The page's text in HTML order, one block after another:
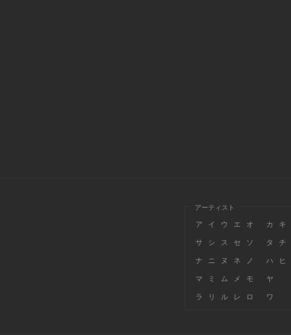
アーティスト
ア イ ウ エ オ カ キ
サ シ ス セ ソ タ チ
ナ ニ ヌ ネ ノ ハ ヒ
マ ミ ム メ モ ヤ
ラ リ ル レ ロ ワ